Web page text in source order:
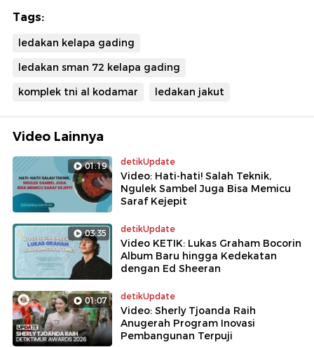
Tags:
ledakan kelapa gading
ledakan sman 72 kelapa gading
komplek tni al kodamar
ledakan jakut
Video Lainnya
01:19 detikUpdate
Video: Hati-hati! Salah Teknik,
Ngulek Sambel Juga Bisa Memicu
Saraf Kejepit
03:35 detikUpdate
Video KETIK: Lukas Graham Bocorin
Album Baru hingga Kedekatan
dengan Ed Sheeran
01:07 detikUpdate
Video: Sherly Tjoanda Raih
Anugerah Program Inovasi
Pembangunan Terpuji